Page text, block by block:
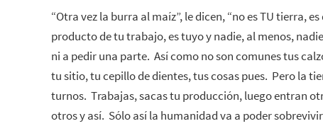
“Otra vez la burra al maíz”, le dicen, “no es TU tierra,
producto de tu trabajo, es tuyo y nadie, al menos,
ni a pedir una parte. Así como no son comunes tus
tu sitio, tu cepillo de dientes, tus cosas pues. Pero la
turnos. Trabajas, sacas tu producción, luego entran
otros y así. Sólo así la humanidad va a poder